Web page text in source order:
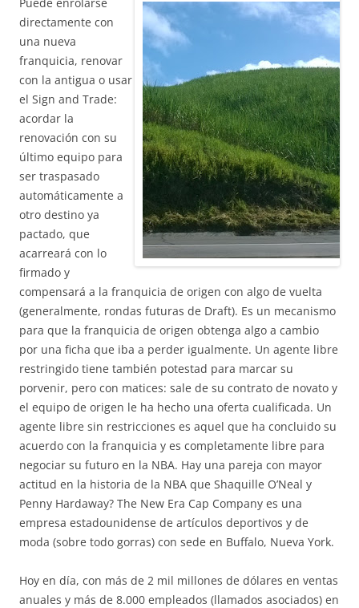
directamente con
una nueva
franquicia, renovar
con la antigua o usar
el Sign and Trade:
acordar la
renovación con su
último equipo para
ser traspasado
automáticamente a
otro destino ya
pactado, que
acarreará con lo
firmado y
compensará a la franquicia de origen con algo de vuelta
(generalmente, rondas futuras de Draft). Es un mecanismo
para que la franquicia de origen obtenga algo a cambio
por una ficha que iba a perder igualmente. Un agente libre
restringido tiene también potestad para marcar su
porvenir, pero con matices: sale de su contrato de novato y
el equipo de origen le ha hecho una oferta cualificada. Un
agente libre sin restricciones es aquel que ha concluido su
acuerdo con la franquicia y es completamente libre para
negociar su futuro en la NBA. Hay una pareja con mayor
actitud en la historia de la NBA que Shaquille O’Neal y
Penny Hardaway? The New Era Cap Company es una
empresa estadounidense de artículos deportivos y de
moda (sobre todo gorras) con sede en Buffalo, Nueva York.
Hoy en día, con más de 2 mil millones de dólares en ventas
anuales y más de 8.000 empleados (llamados asociados) en